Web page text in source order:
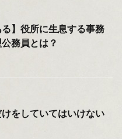
る】役所に生息する事務
務員とは？
をしていてはいけない